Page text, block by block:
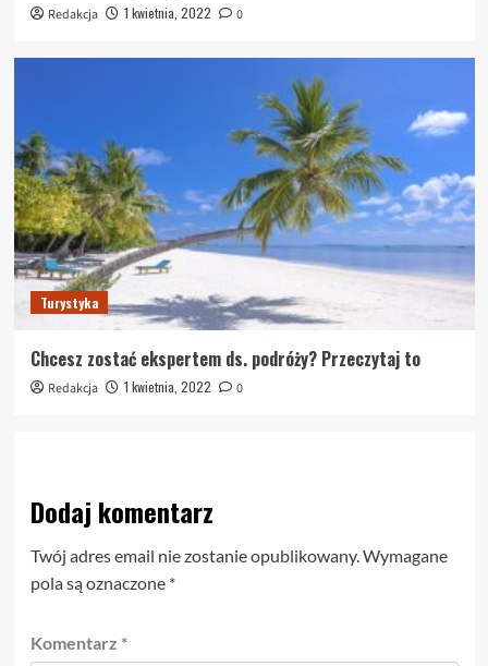
Redakcja 1 kwietnia, 2022 0
Turystyka
Chcesz zostać ekspertem ds. podróży? Przeczytaj to
Redakcja 1 kwietnia, 2022 0
Dodaj komentarz
Twój adres email nie zostanie opublikowany.Wymagane
pola są oznaczone *
Komentarz *